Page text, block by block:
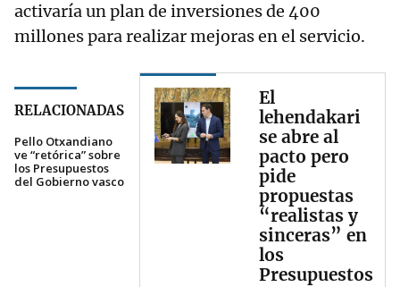
activaría un plan de inversiones de 400
millones para realizar mejoras en el servicio.
RELACIONADAS
Pello Otxandiano
ve “retórica” sobre
los Presupuestos
del Gobierno vasco
El
lehendakari
se abre al
pacto pero
pide
propuestas
“realistas y
sinceras” en
los
Presupuestos